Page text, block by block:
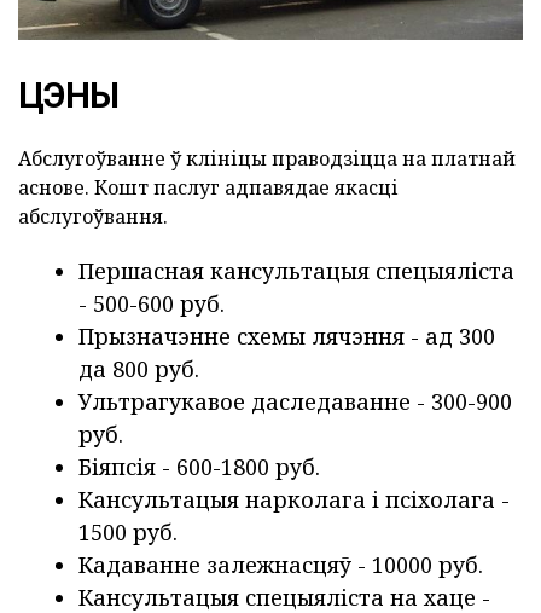
ЦЭНЫ
Абслугоўванне ў клініцы праводзіцца на платнай
аснове. Кошт паслуг адпавядае якасці
абслугоўвання.
Першасная кансультацыя спецыяліста
- 500-600 руб.
Прызначэнне схемы лячэння - ад 300
да 800 руб.
Ультрагукавое даследаванне - 300-900
руб.
Біяпсія - 600-1800 руб.
Кансультацыя нарколага і псіхолага -
1500 руб.
Кадаванне залежнасцяў - 10000 руб.
Кансультацыя спецыяліста на хаце -